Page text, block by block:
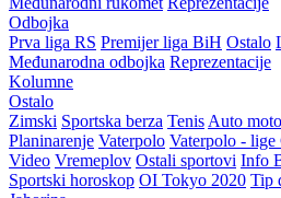
Odbojka
Prva liga RS Premijer liga BiH Ostalo
Međunarodna odbojka Reprezentacije
Kolumne
Ostalo
Zimski Sportska berza Tenis Auto moto
Planinarenje Vaterpolo Vaterpolo - lige
Video Vremeplov Ostali sportovi Info
Sportski horoskop OI Tokyo 2020 Tip